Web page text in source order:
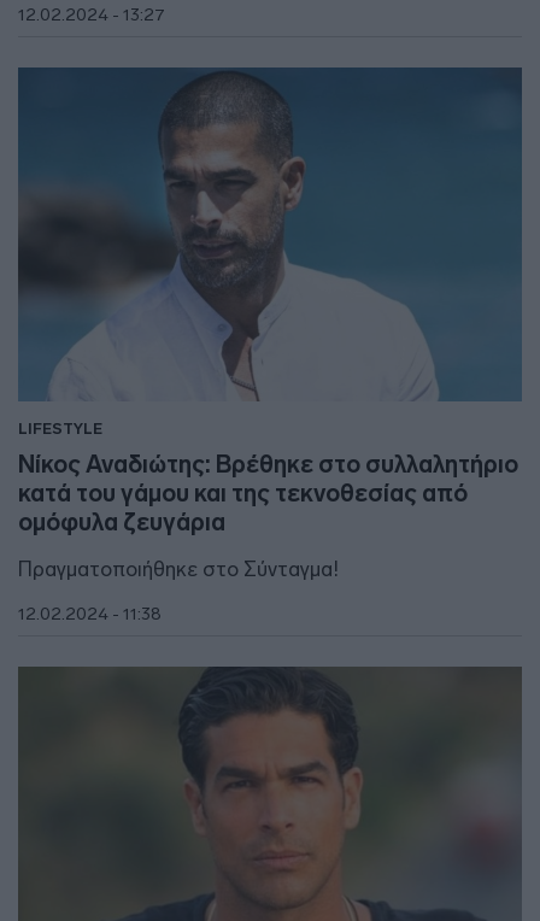
12.02.2024 - 13:27
LIFESTYLE
Νίκος Αναδιώτης: Βρέθηκε στο συλλαλητήριο
κατά του γάμου και της τεκνοθεσίας από
ομόφυλα ζευγάρια
Πραγματοποιήθηκε στο Σύνταγμα!
12.02.2024 - 11:38